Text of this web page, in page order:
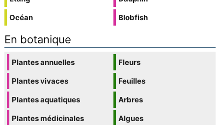
Océan
Blobfish
En botanique
Plantes annuelles
Plantes vivaces
Plantes aquatiques
Plantes médicinales
Fleurs
Feuilles
Arbres
Algues